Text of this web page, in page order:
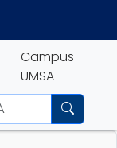
Campus
UMSA